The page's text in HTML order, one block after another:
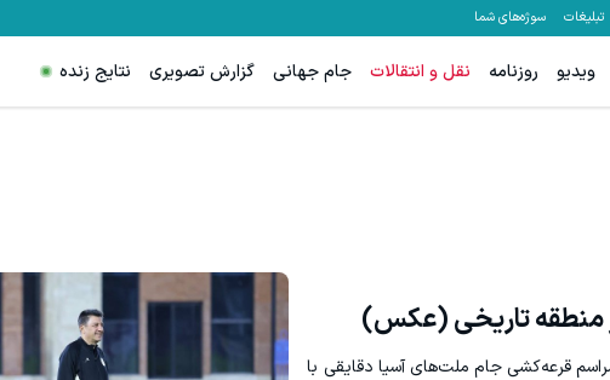
تبلیغات سوژه‌های شما
ویدیو روزنامه نقل و انتقالات جام جهانی گزارش تصویری نتایج زنده
منطقه تاریخی (عکس)
قرعه‌کشی جام ملت‌های آسیا دقایقی با